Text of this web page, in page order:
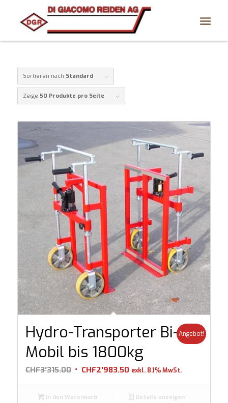
Sortieren nach Standard
Zeige 50 Produkte pro Seite
Hydro-Transporter Bi-
Mobil bis 1800kg
CHF3'315.00 Ursprünglicher
CHF2'983.50Aktueller
ist:
exkl. 8.1% MwSt.
Angebot!
In den Warenkorb Details anzeigen